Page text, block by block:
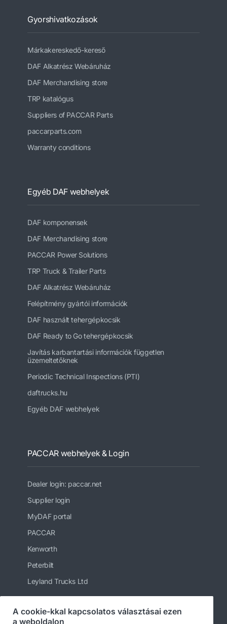
Gyorshivatkozások
Márkakereskedő-kereső
DAF Alkatrész Webáruház
DAF Merchandising store
TRP katalógus
Suppliers of PACCAR Parts
paccarparts.com
Warranty conditions
Egyéb DAF webhelyek
DAF komponensek
DAF Merchandising store
PACCAR Power Solutions
TRP Truck & Trailer Parts
DAF Alkatrész Webáruház
Felépítmény gyártói információk
DAF használt tehergépkocsik
DAF Ready to Go tehergépkocsik
Javítás karbantartási információk független
üzemeltetőknek
Periodic Technical Inspections (PTI)
daftrucks.hu
Egyéb DAF webhelyek
PACCAR webhelyek & Login
Dealer login: paccar.net
Supplier login
MyDAF portal
PACCAR
Kenworth
Peterbilt
Leyland Trucks Ltd
A cookie-kkal kapcsolatos választásai ezen
a weboldalon